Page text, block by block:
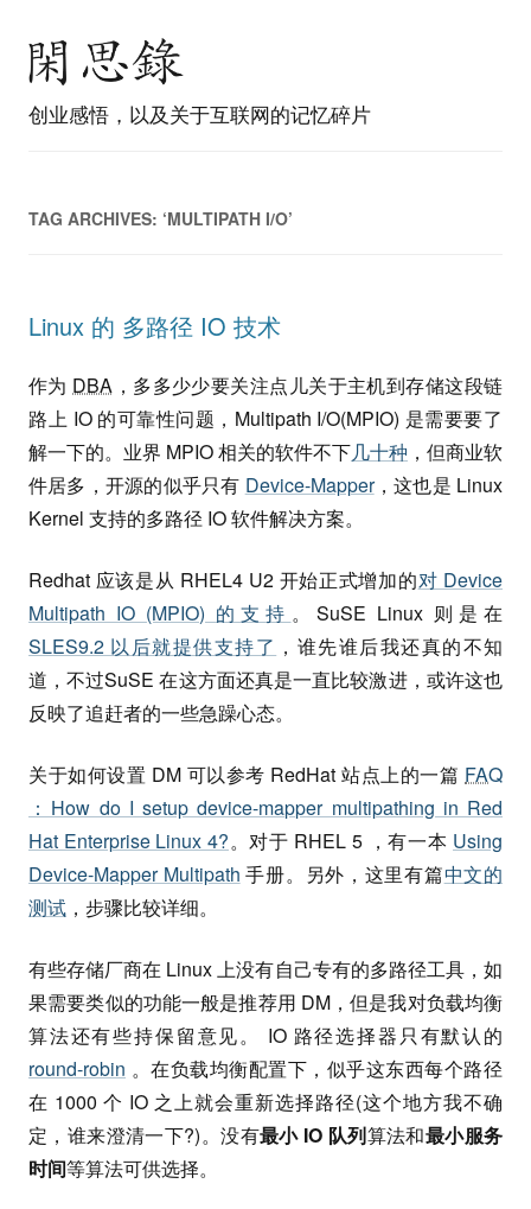
创业感悟，以及关于互联网的记忆碎片
TAG ARCHIVES: ‘MULTIPATH I/O’
Linux 的 多路径 IO 技术
作为 DBA ，多多少少要关注点儿关于主机到存储这段链
路上 IO 的可靠性问题，Multipath I/O(MPIO) 是需要要了
解一下的。业界 MPIO 相关的软件不下几十种 ，但商业软
件居多，开源的似乎只有 Device-Mapper，这也是 Linux
Kernel 支持的多路径 IO 软件解决方案。
Redhat 应该是从 RHEL4 U2 开始正式增加的对 Device
Multipath IO (MPIO) 的支持 。SuSE Linux 则是在
SLES9.2 以后就提供支持了 ，谁先谁后我还真的不知
道，不过SuSE 在这方面还真是一直比较激进，或许这也
反映了追赶者的一些急躁心态。
关于如何设置 DM 可以参考 RedHat 站点上的一篇 FAQ
：How do I setup device-mapper multipathing in Red
Hat Enterprise Linux 4?。对于 RHEL 5 ，有一本 Using
Device-Mapper Multipath 手册。另外，这里有篇中文的
测试 ，步骤比较详细。
有些存储厂商在 Linux 上没有自己专有的多路径工具，如
果需要类似的功能一般是推荐用 DM，但是我对负载均衡
算法还有些持保留意见。 IO 路径选择器只有默认的
round-robin 。在负载均衡配置下，似乎这东西每个路径
在 1000 个 IO 之上就会重新选择路径(这个地方我不确
定，谁来澄清一下?)。没有最小 IO 队列算法和最小服务
时间等算法可供选择。